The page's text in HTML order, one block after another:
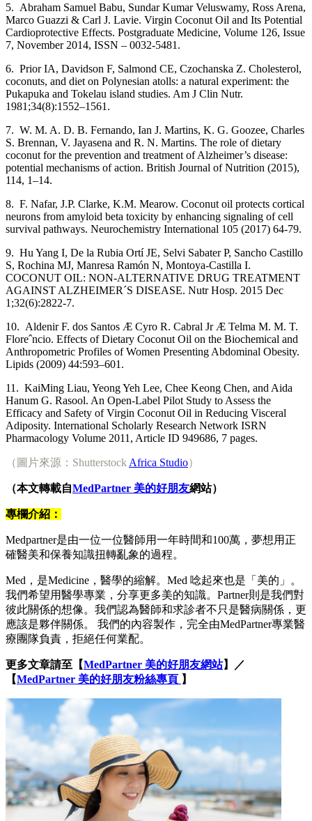
5. Abraham Samuel Babu, Sundar Kumar Veluswamy, Ross Arena,
Marco Guazzi & Carl J. Lavie. Virgin Coconut Oil and Its Potential
Cardioprotective Effects. Postgraduate Medicine, Volume 126, Issue
7, November 2014, ISSN – 0032-5481.
6. Prior IA, Davidson F, Salmond CE, Czochanska Z. Cholesterol,
coconuts, and diet on Polynesian atolls: a natural experiment: the
Pukapuka and Tokelau island studies. Am J Clin Nutr.
1981;34(8):1552–1561.
7. W. M. A. D. B. Fernando, Ian J. Martins, K. G. Goozee, Charles
S. Brennan, V. Jayasena and R. N. Martins. The role of dietary
coconut for the prevention and treatment of Alzheimer’s disease:
potential mechanisms of action. British Journal of Nutrition (2015),
114, 1–14.
8. F. Nafar, J.P. Clarke, K.M. Mearow. Coconut oil protects cortical
neurons from amyloid beta toxicity by enhancing signaling of cell
survival pathways. Neurochemistry International 105 (2017) 64-79.
9. Hu Yang I, De la Rubia Ortí JE, Selvi Sabater P, Sancho Castillo
S, Rochina MJ, Manresa Ramón N, Montoya-Castilla I.
COCONUT OIL: NON-ALTERNATIVE DRUG TREATMENT
AGAINST ALZHEIMER´S DISEASE. Nutr Hosp. 2015 Dec
1;32(6):2822-7.
10. Aldenir F. dos Santos Æ Cyro R. Cabral Jr Æ Telma M. M. T.
Floreˆncio. Effects of Dietary Coconut Oil on the Biochemical and
Anthropometric Profiles of Women Presenting Abdominal Obesity.
Lipids (2009) 44:593–601.
11. KaiMing Liau, Yeong Yeh Lee, Chee Keong Chen, and Aida
Hanum G. Rasool. An Open-Label Pilot Study to Assess the
Efficacy and Safety of Virgin Coconut Oil in Reducing Visceral
Adiposity. International Scholarly Research Network ISRN
Pharmacology Volume 2011, Article ID 949686, 7 pages.
（圖片來源：Shutterstock Africa Studio）
（本文轉載自MedPartner 美的好朋友網站）
專欄介紹：
Medpartner是由一位一位醫師用一年時間和100萬，夢想用正
確醫美和保養知識扭轉亂象的過程。
Med，是Medicine，醫學的縮解。Med 唸起來也是「美的」。
我們希望用醫學專業，分享更多美的知識。Partner則是我們對
彼此關係的想像。我們認為醫師和求診者不只是醫病關係，更
應該是夥伴關係。 我們的內容製作，完全由MedPartner專業醫
療團隊負責，拒絕任何業配。
更多文章請至【MedPartner 美的好朋友網站】／
【MedPartner 美的好朋友粉絲專頁 】